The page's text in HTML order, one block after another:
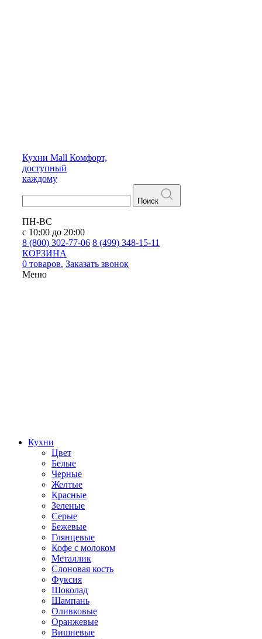
Кухни Mall Комфорт,
доступный
каждому
Поиск
ПН-ВС
с 10:00 до 20:00
8 (800) 302-77-06 8 (499) 348-15-11
КОРЗИНА
0 товаров. Заказать звонок
Меню
Кухни
Цвет
Белые
Черные
Желтые
Красные
Зеленые
Серые
Бежевые
Глянцевые
Кофе с молоком
Металлик
Слоновая кость
Фуксия
Шоколад
Шампань
Оливковые
Оранжевые
Вишневые